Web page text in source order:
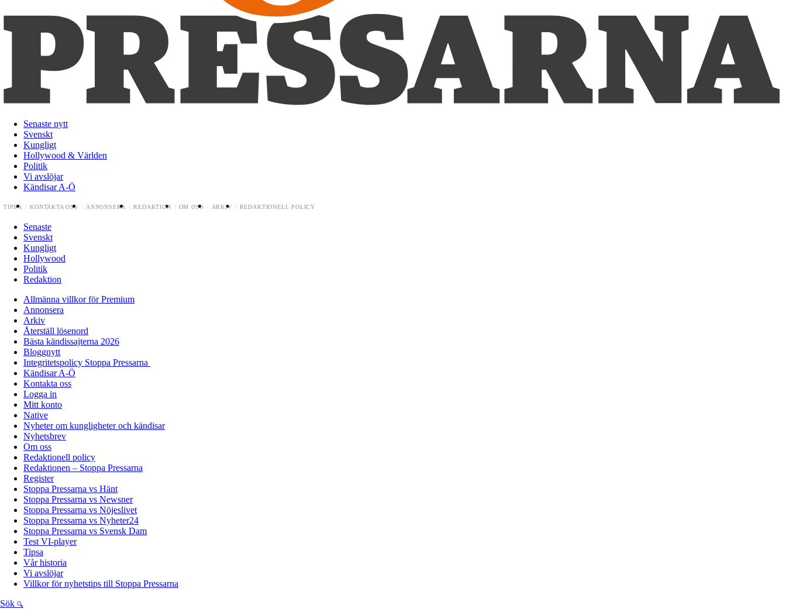
Senaste nytt
Svenskt
Kungligt
Hollywood & Världen
Politik
Vi avslöjar
Kändisar A-Ö
TIPSA KONTAKTA OSS ANNONSERA REDAKTION OM OSS ARKIV REDAKTIONELL POLICY
Senaste
Svenskt
Kungligt
Hollywood
Politik
Redaktion
Allmänna villkor för Premium
Annonsera
Arkiv
Återställ lösenord
Bästa kändissajterna 2026
Bloggnytt
Integritetspolicy Stoppa Pressarna
Kändisar A-Ö
Kontakta oss
Logga in
Mitt konto
Native
Nyheter om kungligheter och kändisar
Nyhetsbrev
Om oss
Redaktionell policy
Redaktionen – Stoppa Pressarna
Register
Stoppa Pressarna vs Hänt
Stoppa Pressarna vs Newsner
Stoppa Pressarna vs Nöjeslivet
Stoppa Pressarna vs Nyheter24
Stoppa Pressarna vs Svensk Dam
Test VI-player
Tipsa
Vår historia
Vi avslöjar
Villkor för nyhetstips till Stoppa Pressarna
Sök